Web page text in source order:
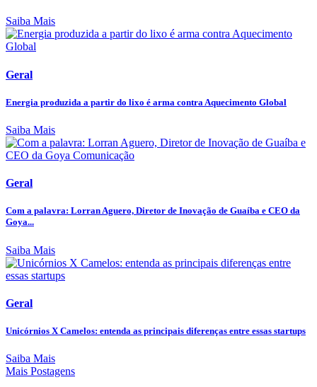
Saiba Mais
Geral
Energia produzida a partir do lixo é arma contra Aquecimento Global
Saiba Mais
Geral
Com a palavra: Lorran Aguero, Diretor de Inovação de Guaíba e CEO da
Goya...
Saiba Mais
Geral
Unicórnios X Camelos: entenda as principais diferenças entre essas startups
Saiba Mais
Mais Postagens